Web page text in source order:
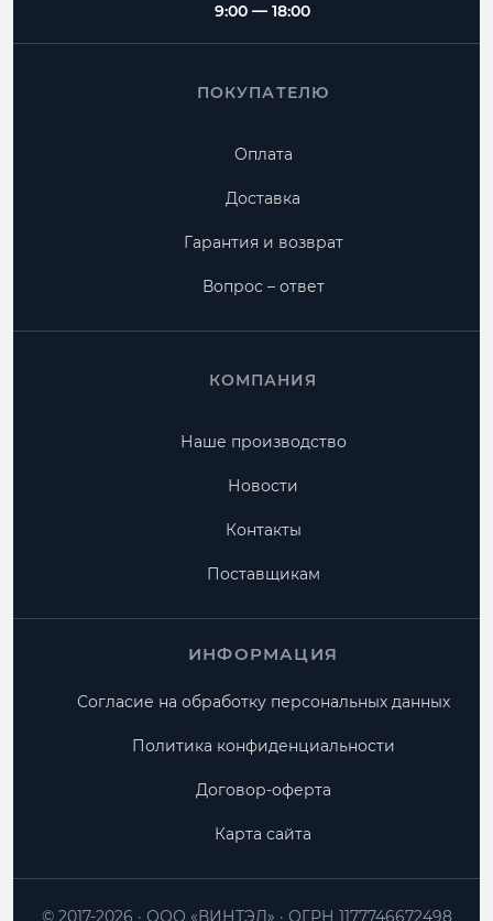
9:00 — 18:00
ПОКУПАТЕЛЮ
Оплата
Доставка
Гарантия и возврат
Вопрос – ответ
КОМПАНИЯ
Наше производство
Новости
Контакты
Поставщикам
ИНФОРМАЦИЯ
Согласие на обработку персональных данных
Политика конфиденциальности
Договор-оферта
Карта сайта
ООО «ВИНТЭЛ» ОГРН 1177746672498
© 2017-2026